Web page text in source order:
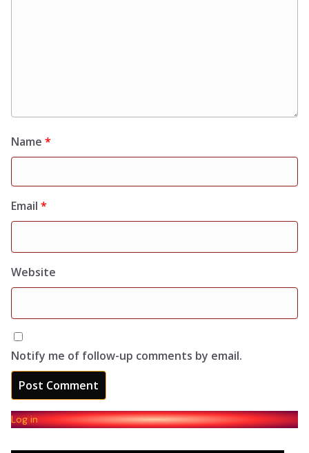
Name *
Email *
Website
Notify me of follow-up comments by email.
Log in